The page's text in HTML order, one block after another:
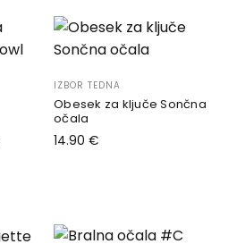
IZBOR TEDNA
Obesek za ključe Sončna
očala
14.90 €